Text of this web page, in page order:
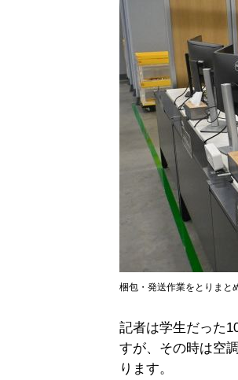
梱包・発送作業をとりまと
記者は学生だった
すが、その時は空
ります。